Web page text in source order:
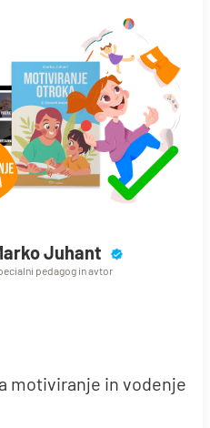
Juhant
pedagog in avtor
motiviranje in vodenje